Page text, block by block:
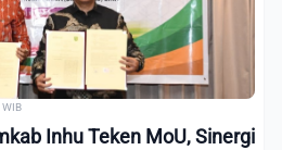
Inhu Teken MoU, Sinergi